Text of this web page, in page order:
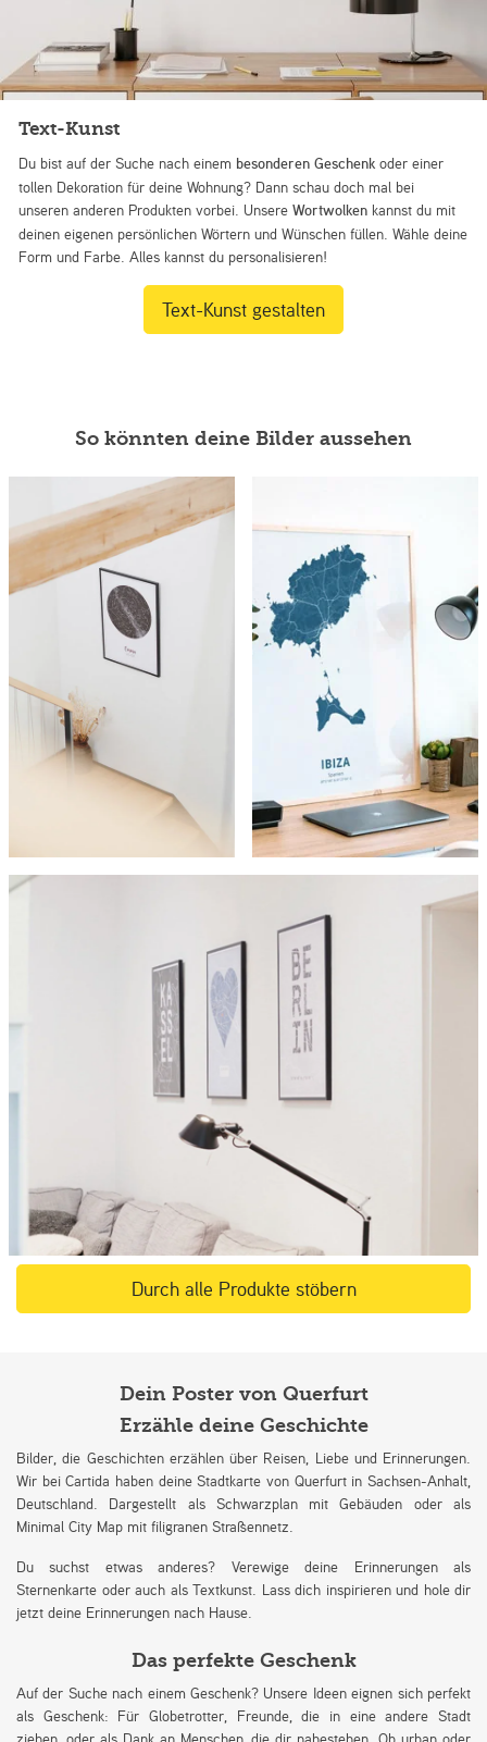
Text-Kunst
Du bist auf der Suche nach einem besonderen Geschenk oder einer
tollen Dekoration für deine Wohnung? Dann schau doch mal bei
unseren anderen Produkten vorbei. UnsereWortwolken kannst du mit
deinen eigenen persönlichen Wörtern und Wünschen füllen. Wähle deine
Form und Farbe. Alles kannst du personalisieren!
Text-Kunst gestalten
So könnten deine Bilder aussehen
Durch alle Produkte stöbern
Dein Poster von Querfurt
Erzähle deine Geschichte
Bilder, die Geschichten erzählen über Reisen, Liebe und Erinnerungen.
Wir bei Cartida haben deine Stadtkarte von Querfurt in Sachsen-Anhalt,
Deutschland. Dargestellt als Schwarzplan mit Gebäuden oder als
Minimal City Map mit filigranen Straßennetz.
Du suchst etwas anderes? Verewige deine Erinnerungen als
Sternenkarte oder auch als Textkunst. Lass dich inspirieren und hole dir
jetzt deine Erinnerungen nach Hause.
Das perfekte Geschenk
Auf der Suche nach einem Geschenk? Unsere Ideen eignen sich perfekt
als Geschenk: Für Globetrotter, Freunde, die in eine andere Stadt